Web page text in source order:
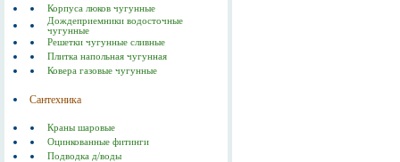
Корпуса люков чугунные
Дождеприемники водосточные
чугунные
Решетки чугунные сливные
Плитка напольная чугунная
Ковера газовые чугунные
Сантехника
Краны шаровые
Оцинкованные фитинги
Подводка д/воды